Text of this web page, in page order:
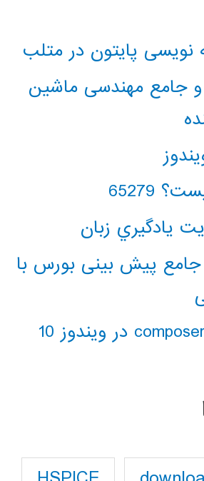
نویسی پایتون در متلب
و جامع مهندسی ماشین
65279
يادگيري زبان
پیش بینی بورس با